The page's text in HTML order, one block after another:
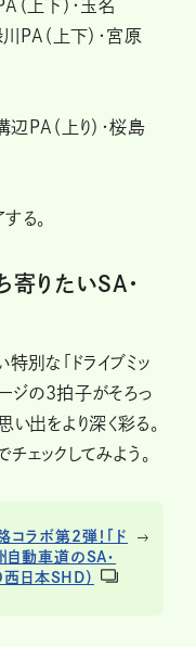
（上下）・玉名
PA（上下）・宮原
辺PA（上り）・桜島
る。
寄りたいSA・
別な「ドライブミッ
ージの3拍子がそろっ
出をより深く彩る。
ェックしてみよう。
ラボ第2弾！「ド
自動車道のSA・
日本SHD）